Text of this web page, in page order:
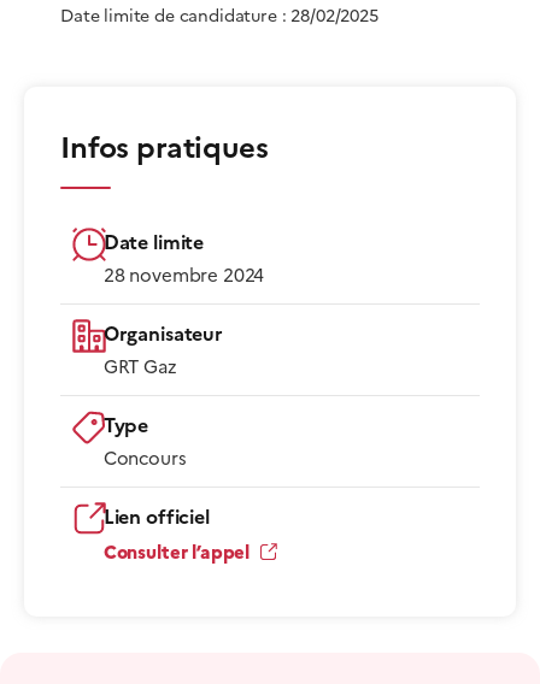
Date limite de candidature : 28/02/2025
Infos pratiques
Date limite
28 novembre 2024
Organisateur
GRT Gaz
Type
Concours
Lien officiel
Consulter l’appel